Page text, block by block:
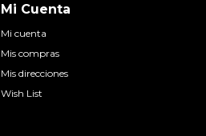
Mi Cuenta
Mi cuenta
Mis compras
Mis direcciones
Wish List